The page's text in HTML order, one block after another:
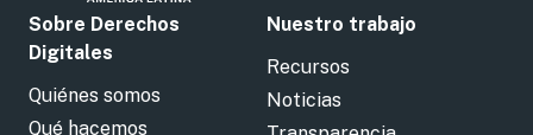
Sobre Derechos
Digitales
Quiénes somos
Qué hacemos
Nuestro trabajo
Recursos
Noticias